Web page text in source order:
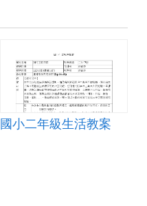
國小二年級生活教案